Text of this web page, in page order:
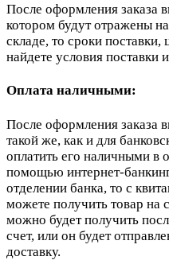
После оформления заказа
котором будут отражены
складе, то сроки
найдете условия поставки
Оплата наличными:
После оформления заказа
такой же, как и для
оплатить его наличными в
помощью интернет-
отделении банка, то с
можете получить товар на
можно будет получить
счет, или он будет
доставку.